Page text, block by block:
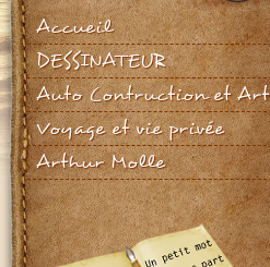
Accueil
DESSINATEUR
Auto Contruction et Art
Voyage et vie privée
Arthur Molle